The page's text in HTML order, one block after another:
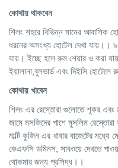
কোথায়থাকবেন
শিলং শহরে বিভিন্ন মানের আবাসিক
ধরনের অসংখ্য হোটেল দেখা যায়।।
যায়। ইচ্ছে হলে রুম শেয়ার ও করা
ইয়ালানা,বুলভার্ড এবং দিইসি হোটেলে
কোথায়খাবেন
শিলং এর রেস্তোরা গুলোতে শূকর এবং
জামে মসজিদের পাশে মুসলিম
মাল্টি কুজিন এর খাবার বাজেটের
কেএফসি ডমিনস, সাবওয়ে দেখতে
থোকমার জন্য প্রসিদ্ধ।।